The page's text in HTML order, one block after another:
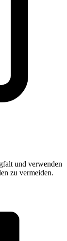
und verwenden
zu vermeiden.